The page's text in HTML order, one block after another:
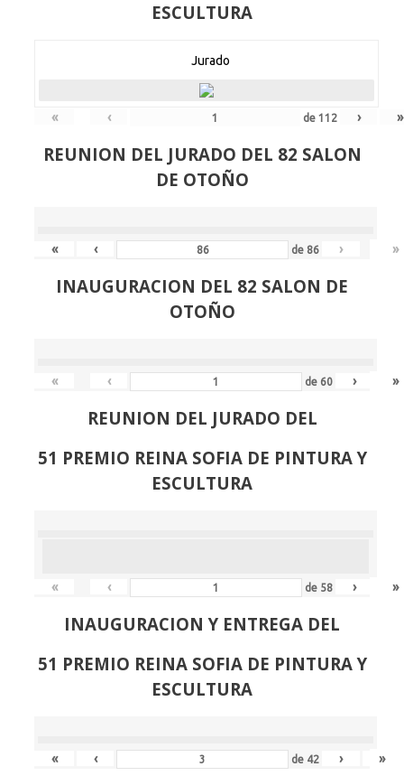
ESCULTURA
Jurado
« ‹ de112 › »
REUNION DEL JURADO DEL 82 SALON
DE OTOÑO
« ‹ de 86 › »
INAUGURACION DEL 82 SALON DE
OTOÑO
« ‹ de 60 › »
REUNION DEL JURADO DEL
51 PREMIO REINA SOFIA DE PINTURA Y
ESCULTURA
« ‹ de 58 › »
INAUGURACION Y ENTREGA DEL
51 PREMIO REINA SOFIA DE PINTURA Y
ESCULTURA
« ‹ de 42 › »